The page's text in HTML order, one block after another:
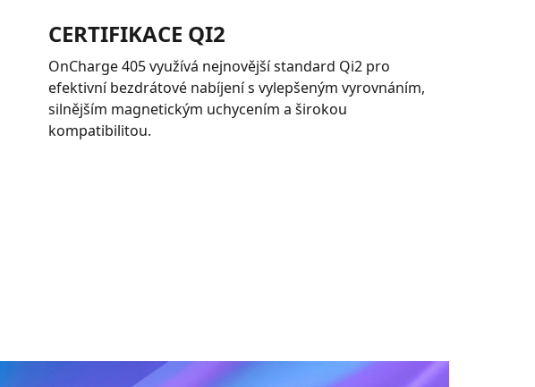
CERTIFIKACE QI2
OnCharge 405 využívá nejnovější standard Qi2 pro
efektivní bezdrátové nabíjení s vylepšeným vyrovnáním,
silnějším magnetickým uchycením a širokou
kompatibilitou.